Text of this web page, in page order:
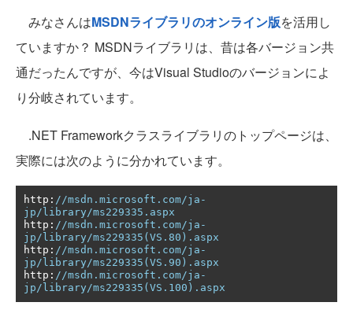
みなさんはMSDNライブラリのオンライン版を活用し
ていますか？ MSDNライブラリは、昔は各バージョン共
通だったんですが、今はVisual Studioのバージョンによ
り分岐されています。
.NET Frameworkクラスライブラリのトップページは、
実際には次のように分かれています。
http : //msdn.microsoft.com/ja-
jp/library/ms229335.aspx
http : //msdn.microsoft.com/ja-
jp/library/ms229335(VS.80).aspx
http : //msdn.microsoft.com/ja-
jp/library/ms229335(VS.90).aspx
http : //msdn.microsoft.com/ja-
jp/library/ms229335(VS.100).aspx